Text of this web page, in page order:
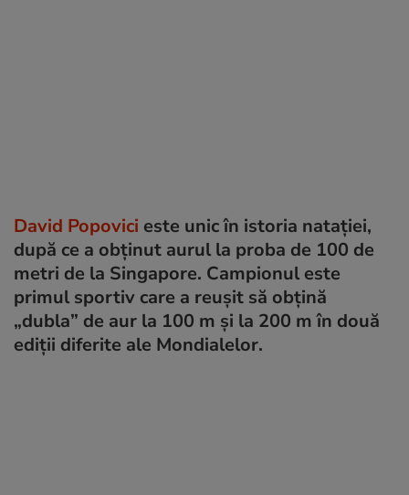
David Popovici este unic în istoria natației,
după ce a obținut aurul la proba de 100 de
metri de la Singapore. Campionul este
primul sportiv care a reușit să obțină
„dubla” de aur la 100 m și la 200 m în două
ediții diferite ale Mondialelor.